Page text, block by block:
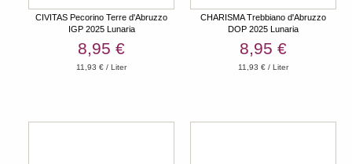
CIVITAS Pecorino Terre d'Abruzzo
IGP 2025 Lunaria
8,95 €
11,93 € / Liter
CHARISMA Trebbiano d'Abruzzo
DOP 2025 Lunaria
8,95 €
11,93 € / Liter